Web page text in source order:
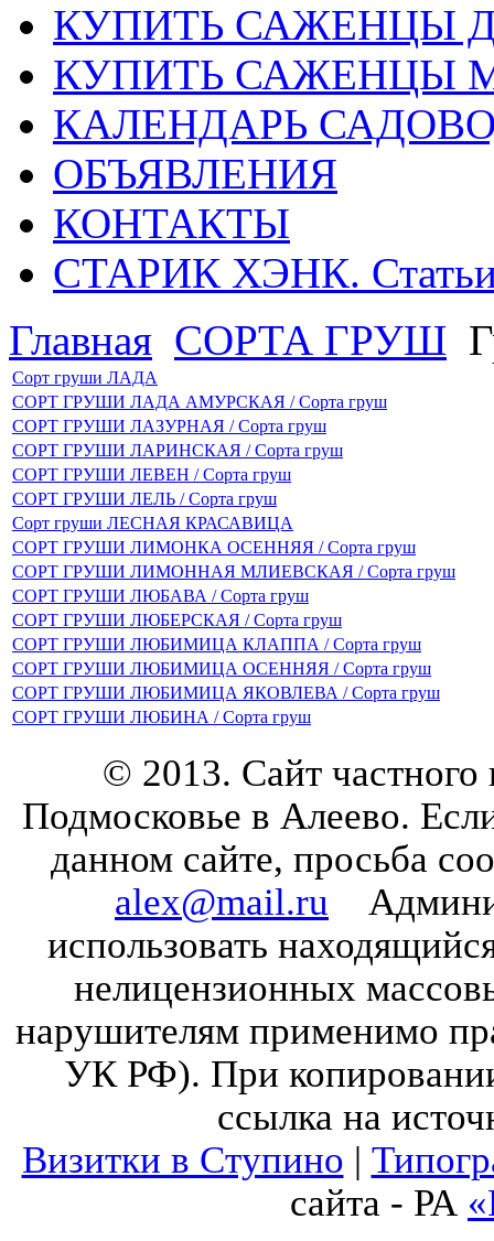
КУПИТЬ САЖЕНЦЫ
КУПИТЬ САЖЕНЦЫ
КАЛЕНДАРЬ
ОБЪЯВЛЕНИЯ
КОНТАКТЫ
СТАРИК ХЭНК.
Главная СОРТА ГРУШ
Сорт груши ЛАДА
СОРТ ГРУШИ ЛАДА АМУРСКАЯ / Сорта груш
СОРТ ГРУШИ ЛАЗУРНАЯ / Сорта груш
СОРТ ГРУШИ ЛАРИНСКАЯ / Сорта груш
СОРТ ГРУШИ ЛЕВЕН / Сорта груш
СОРТ ГРУШИ ЛЕЛЬ / Сорта груш
Сорт груши ЛЕСНАЯ КРАСАВИЦА
СОРТ ГРУШИ ЛИМОНКА ОСЕННЯЯ / Сорта груш
СОРТ ГРУШИ ЛИМОННАЯ МЛИЕВСКАЯ / Сорта груш
СОРТ ГРУШИ ЛЮБАВА / Сорта груш
СОРТ ГРУШИ ЛЮБЕРСКАЯ / Сорта груш
СОРТ ГРУШИ ЛЮБИМИЦА КЛАППА / Сорта груш
СОРТ ГРУШИ ЛЮБИМИЦА ОСЕННЯЯ / Сорта груш
СОРТ ГРУШИ ЛЮБИМИЦА ЯКОВЛЕВА / Сорта груш
СОРТ ГРУШИ ЛЮБИНА / Сорта груш
© 2013. Сайт частного
Подмосковье в Алеево.
данном сайте, просьба
alex@mail.ru
использовать
нелицензионных
нарушителям применимо
УК РФ). При копировании
ссылка на
Визитки в Ступино |
сайта - РА